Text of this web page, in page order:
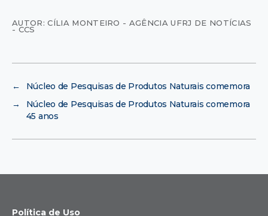
AUTOR: CÍLIA MONTEIRO - AGÊNCIA UFRJ DE NOTÍCIAS
- CCS
←
Núcleo de Pesquisas de Produtos Naturais comemora
→
Núcleo de Pesquisas de Produtos Naturais comemora
45 anos
Política de Uso